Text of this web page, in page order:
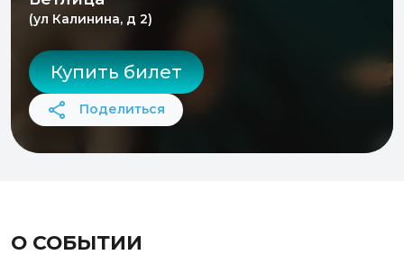
(ул Калинина, д 2)
Купить билет
Поделиться
О СОБЫТИИ